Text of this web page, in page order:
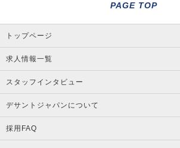
PAGE TOP
トップページ
求人情報一覧
スタッフインタビュー
デサントジャパンについて
採用FAQ